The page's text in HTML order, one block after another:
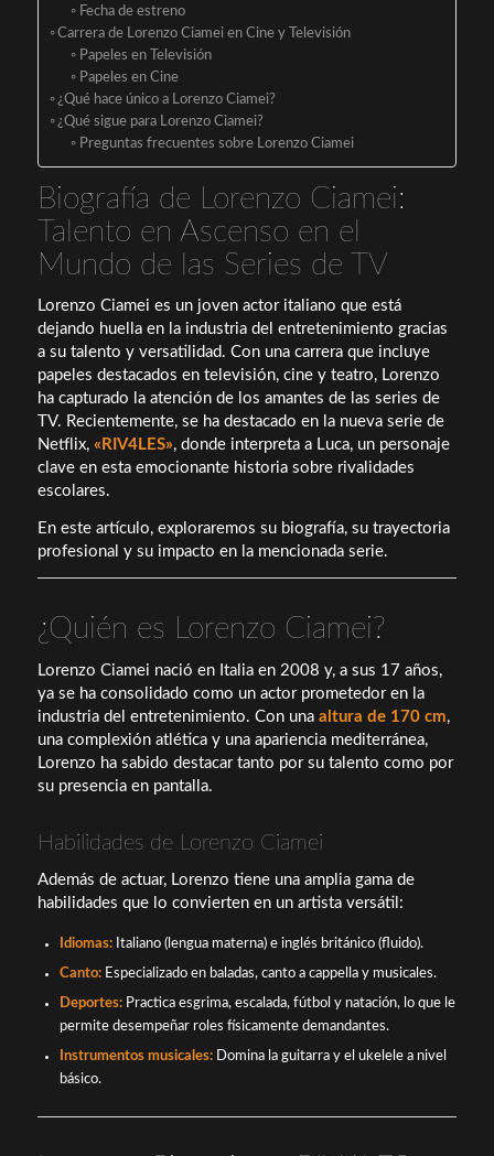
Fecha de estreno
Carrera de Lorenzo Ciamei en Cine y Televisión
Papeles en Televisión
Papeles en Cine
¿Qué hace único a Lorenzo Ciamei?
¿Qué sigue para Lorenzo Ciamei?
Preguntas frecuentes sobre Lorenzo Ciamei
Biografía de Lorenzo Ciamei:
Talento en Ascenso en el
Mundo de las Series de TV
Lorenzo Ciamei es un joven actor italiano que está
dejando huella en la industria del entretenimiento gracias
a su talento y versatilidad. Con una carrera que incluye
papeles destacados en televisión, cine y teatro, Lorenzo
ha capturado la atención de los amantes de las series de
TV. Recientemente, se ha destacado en la nueva serie de
Netflix, «RIV4LES», donde interpreta a Luca, un personaje
clave en esta emocionante historia sobre rivalidades
escolares.
En este artículo, exploraremos su biografía, su trayectoria
profesional y su impacto en la mencionada serie.
¿Quién es Lorenzo Ciamei?
Lorenzo Ciamei nació en Italia en 2008 y, a sus 17 años,
ya se ha consolidado como un actor prometedor en la
industria del entretenimiento. Con una altura de 170 cm,
una complexión atlética y una apariencia mediterránea,
Lorenzo ha sabido destacar tanto por su talento como por
su presencia en pantalla.
Habilidades de Lorenzo Ciamei
Además de actuar, Lorenzo tiene una amplia gama de
habilidades que lo convierten en un artista versátil:
Idiomas:Italiano (lengua materna) e inglés británico (fluido).
Canto:Especializado en baladas, canto a cappella y musicales.
Deportes:Practica esgrima, escalada, fútbol y natación, lo que le
permite desempeñar roles físicamente demandantes.
Instrumentos musicales:Domina la guitarra y el ukelele a nivel
básico.